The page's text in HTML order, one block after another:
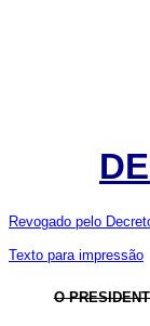
Revogado pelo
Texto para impressão
O